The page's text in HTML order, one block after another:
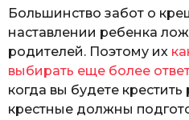
Большинство забот о
наставлении ребенка
родителей. Поэтому их
выбирать еще более
когда вы будете
крестные должны